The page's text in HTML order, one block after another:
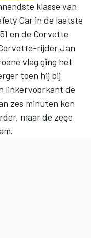
klasse van
Car in de laatste
en de Corvette
rijder Jan
vlag ging het
toen hij bij
linkervoorkant de
zes minuten kon
maar de zege